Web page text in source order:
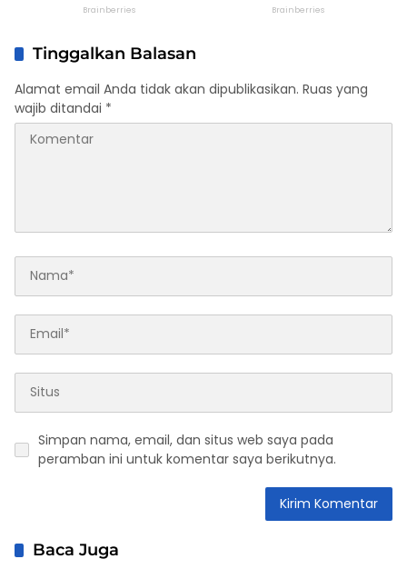
Tinggalkan Balasan
Alamat email Anda tidak akan dipublikasikan. Ruas yang
wajib ditandai *
Simpan nama, email, dan situs web saya pada
peramban ini untuk komentar saya berikutnya.
Baca Juga